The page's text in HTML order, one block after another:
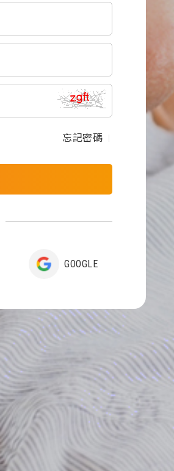
忘記密碼 ｜
GOOGLE